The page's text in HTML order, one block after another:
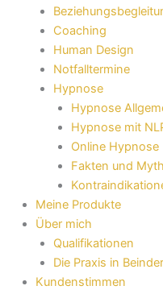
Coaching
Human Design
Notfalltermine
Hypnose
Hypnose
Hypnose mit
Online Hypnose
Fakten und
Meine Produkte
Über mich
Qualifikationen
Die Praxis in
Kundenstimmen